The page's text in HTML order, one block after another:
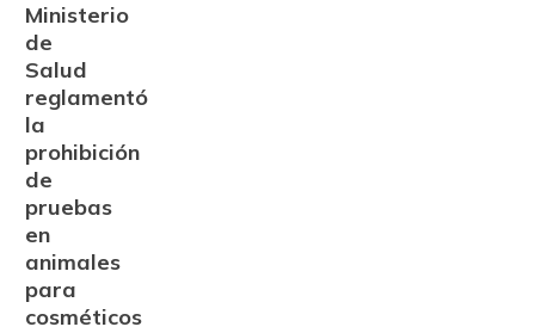
Ministerio
de
Salud
reglamentó
la
prohibición
de
pruebas
en
animales
para
cosméticos